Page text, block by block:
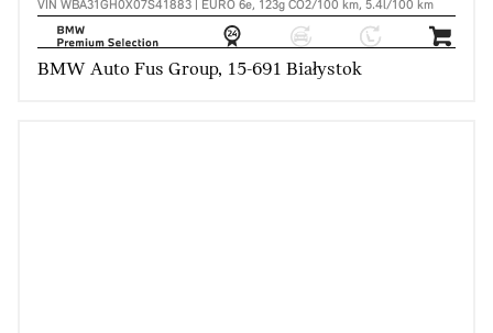
VIN WBA31GH0X07S41883 | EURO 6e, 123g CO2/100 km, 5.4l/100 km
BMW Auto Fus Group, 15-691 Białystok